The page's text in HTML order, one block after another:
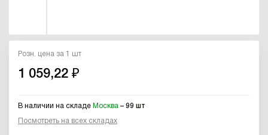
Розн. цена за 1 шт
1 059,22 ₽
В наличии на складе Москва – 99 шт
Посмотреть на всех складах